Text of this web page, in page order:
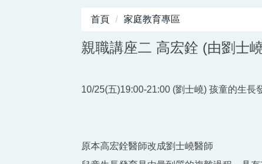
首頁 家庭教育專區
親職講座二 高宏銓 (由劉士
10/25(五)19:00-21:00 (劉士嶢) 孩童的生長
原本高宏銓醫師改成劉士嶢醫師